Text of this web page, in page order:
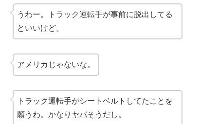
うわー。トラック運転手が事前に脱出してる
といいけど。
アメリカじゃないな。
トラック運転手がシートベルトしてたことを
願うわ。かなり ヤバそう だし。